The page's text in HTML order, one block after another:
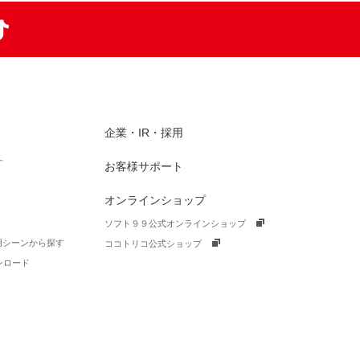
ーンから探す
ロード
企業・IR・採用
お客様サポート
オンラインショップ
ソフト９９公式オンラインショップ
ココトリコ公式ショップ